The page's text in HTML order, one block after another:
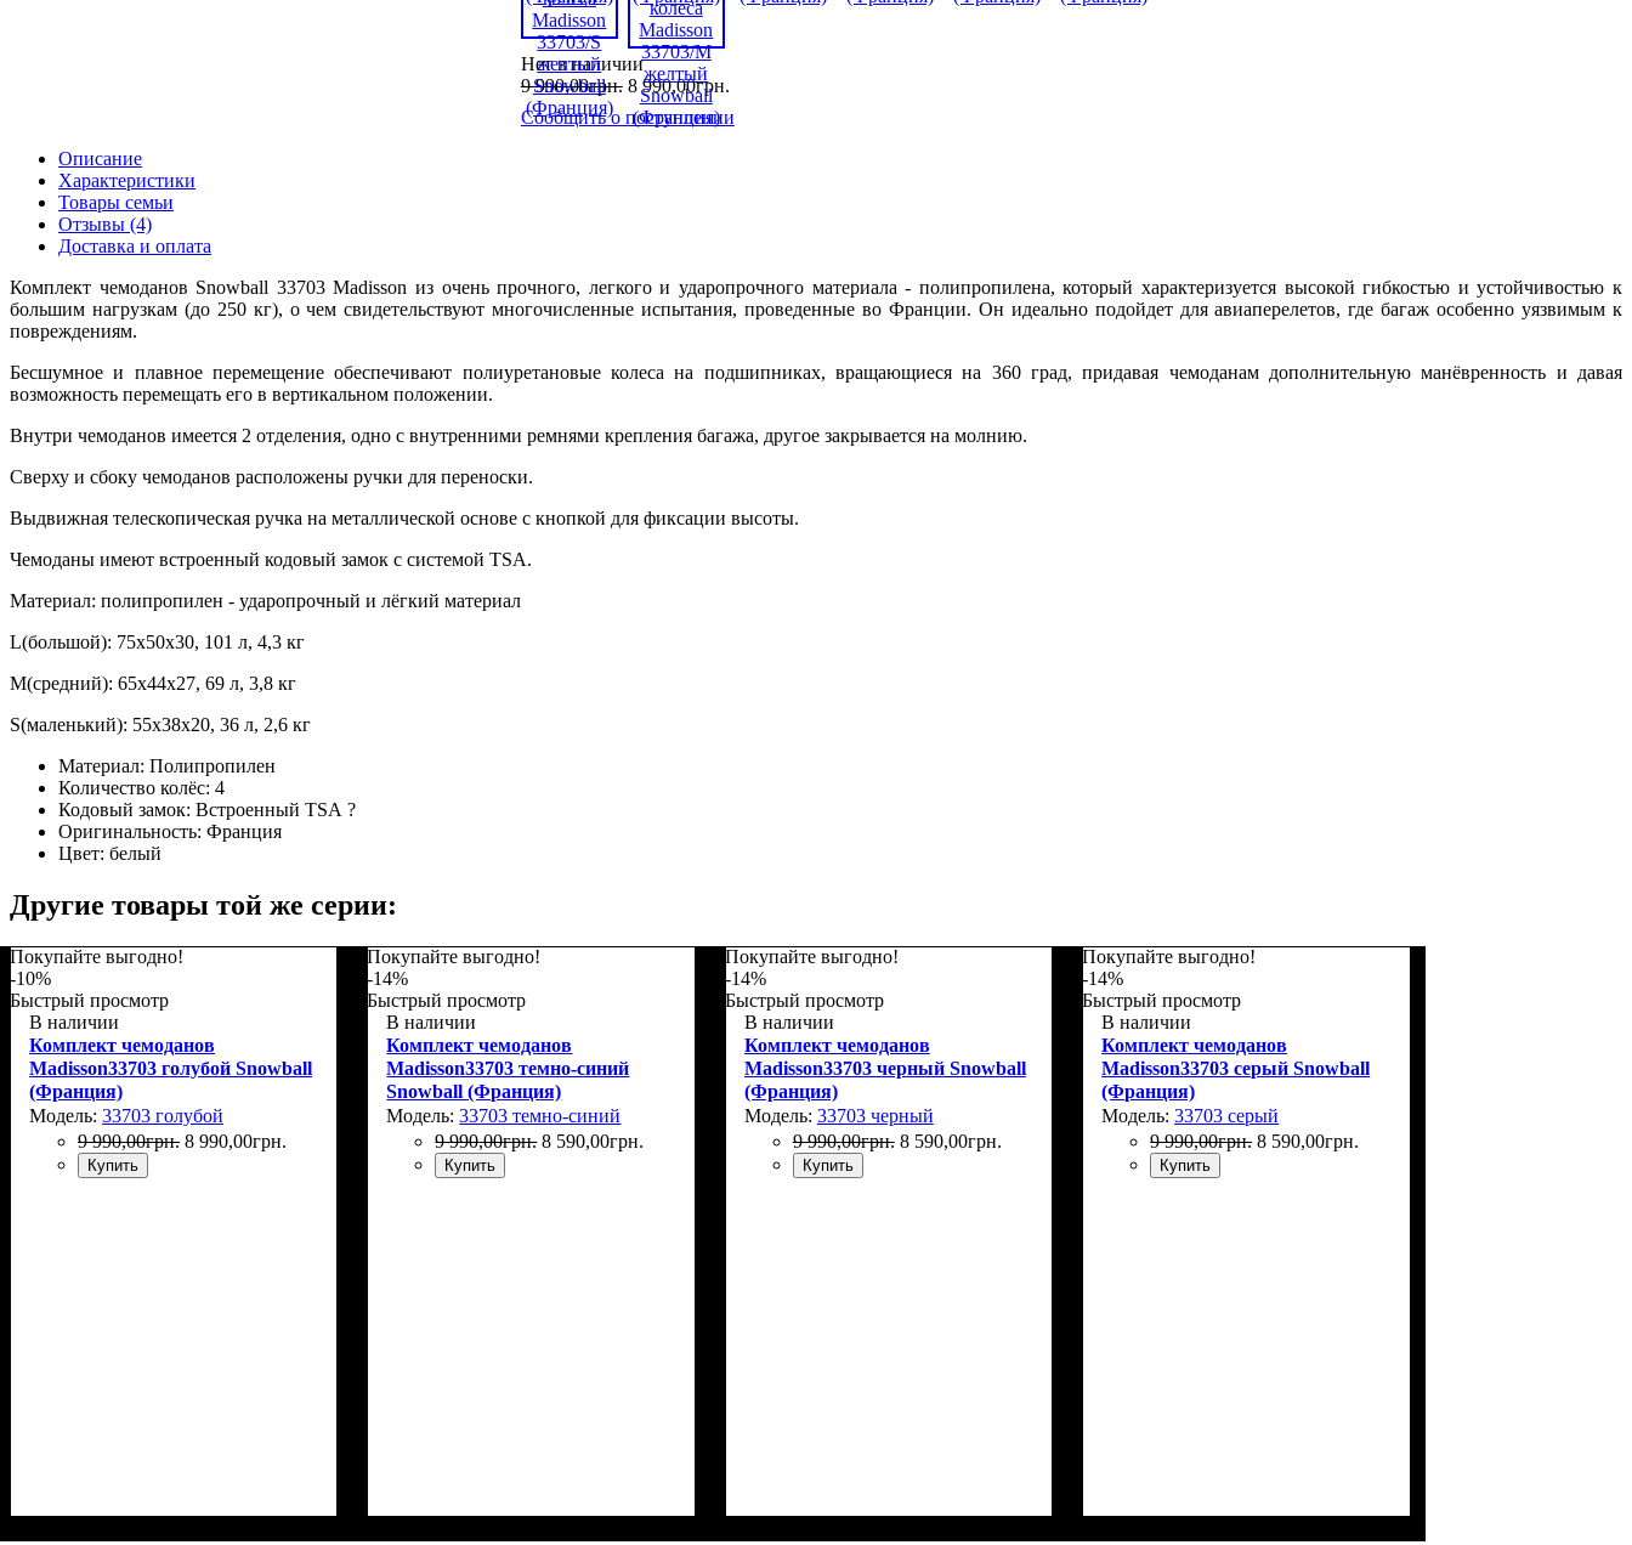
Нет в наличии
9 990,00грн. 8 990,00грн.
Сообщить о поступлении
Описание
Характеристики
Товары семьи
Отзывы (4)
Доставка и оплата
Комплект чемоданов Snowball 33703 Madisson из очень прочного, легкого и ударопрочного материала - полипропилена, который характеризуется высокой гибкостью и устойчивостью к
большим нагрузкам (до 250 кг), о чем свидетельствуют многочисленные испытания, проведенные во Франции. Он идеально подойдет для авиаперелетов, где багаж особенно уязвимым к
повреждениям.
Бесшумное и плавное перемещение обеспечивают полиуретановые колеса на подшипниках, вращающиеся на 360 град, придавая чемоданам дополнительную манёвренность и давая
возможность перемещать его в вертикальном положении.
Внутри чемоданов имеется 2 отделения, одно с внутренними ремнями крепления багажа, другое закрывается на молнию.
Сверху и сбоку чемоданов расположены ручки для переноски.
Выдвижная телескопическая ручка на металлической основе с кнопкой для фиксации высоты.
Чемоданы имеют встроенный кодовый замок с системой TSA.
Материал: полипропилен - ударопрочный и лёгкий материал
L(большой): 75х50х30, 101 л, 4,3 кг
M(средний): 65х44х27, 69 л, 3,8 кг
S(маленький): 55х38х20, 36 л, 2,6 кг
Материал: Полипропилен
Количество колёс: 4
Кодовый замок: Встроенный TSA ?
Оригинальность: Франция
Цвет: белый
Другие товары той же серии:
Покупайте выгодно!
-10%
Быстрый просмотр
В наличии
Комплект чемоданов
Madisson33703 голубой Snowball
(Франция)
Модель: 33703 голубой
9 990,00грн. 8 990,00грн.
Купить
Покупайте выгодно!
-14%
Быстрый просмотр
В наличии
Комплект чемоданов
Madisson33703 темно-синий
Snowball (Франция)
Модель:33703 темно-синий
9 990,00грн. 8 590,00грн.
Купить
Покупайте выгодно!
-14%
Быстрый просмотр
В наличии
Комплект чемоданов
Madisson33703 черный Snowball
(Франция)
Модель: 33703 черный
9 990,00грн. 8 590,00грн.
Купить
Покупайте выгодно!
-14%
Быстрый просмотр
В наличии
Комплект чемоданов
Madisson33703 серый Snowball
(Франция)
Модель:33703 серый
9 990,00грн. 8 590,00грн.
Купить